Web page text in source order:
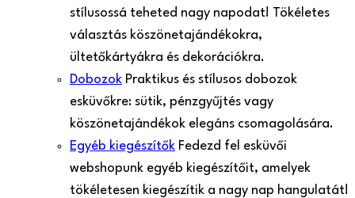
stílusossá teheted nagy napodat! Tökéletes
választás köszönetajándékokra,
ültetőkártyákra és dekorációkra.
Dobozok Praktikus és stílusos dobozok
esküvőkre: sütik, pénzgyűjtés vagy
köszönetajándékok elegáns csomagolására.
Egyéb kiegészítők Fedezd fel esküvői
webshopunk egyéb kiegészítőit, amelyek
tökéletesen kiegészítik a nagy nap hangulatát!